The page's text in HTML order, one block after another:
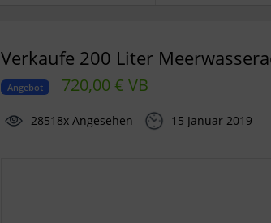
Verkaufe 200 Liter
Angebot 720,00 € VB
28518x Angesehen 15 Januar 2019